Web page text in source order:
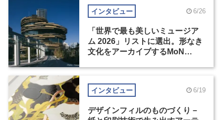
インタビュー 6/26
「世界で最も美しいミュージア
ム 2026」リストに選出。形なき
文化をアーカイブするMoN
インタビュー 6/19
デザインフィルのものづくり－